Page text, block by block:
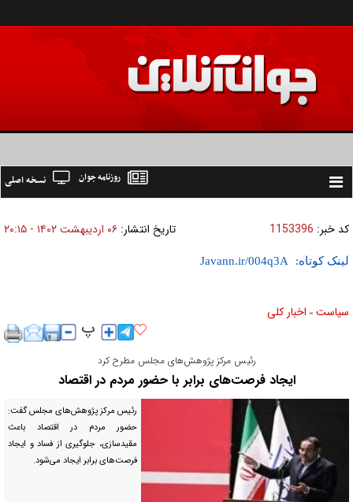
Toggle
نسخه اصلی روزنامه جوان
کد خبر: 1153396 تاریخ انتشار: ۰۶ ارديبهشت ۱۴۰۲ - ۲۰:۱۵
لینک کوتاه:
سیاست » اخبار کلی
رئیس مرکز پژوهش‌های مجلس مطرح کرد
ایجاد فرصت‌های برابر با حضور مردم در اقتصاد
رئیس مرکز پژوهش‌های مجلس گفت:
حضور مردم در اقتصاد باعث
مقیدسازی، جلوگیری از فساد و ایجاد
فرصت‌های برابر ایجاد می‌شود.